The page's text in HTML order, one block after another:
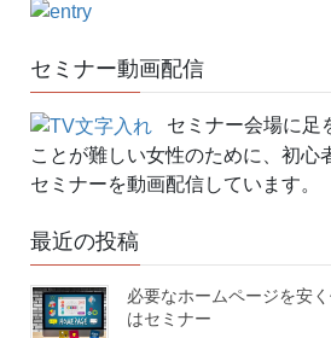
セミナー動画配信
セミナー会場に足
ことが難しい女性のために、初心
セミナーを動画配信しています。
最近の投稿
必要なホームページを安
はセミナー